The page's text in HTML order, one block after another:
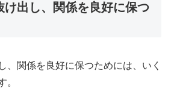
け出し、関係を良好に保つ
、関係を良好に保つためには、いく
。